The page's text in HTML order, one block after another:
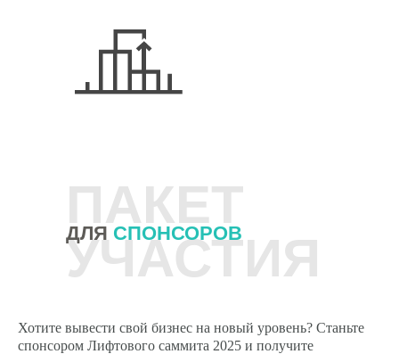
ПАКЕТ
УЧАСТИЯ
ДЛЯ СПОНСОРОВ
Хотите вывести свой бизнес на новый уровень? Станьте
спонсором Лифтового саммита 2025 и получите